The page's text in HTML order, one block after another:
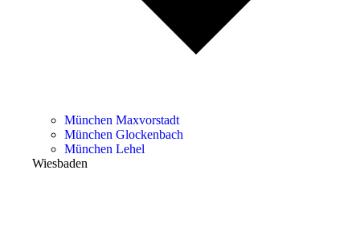
München Maxvorstadt
München Glockenbach
München Lehel
Wiesbaden